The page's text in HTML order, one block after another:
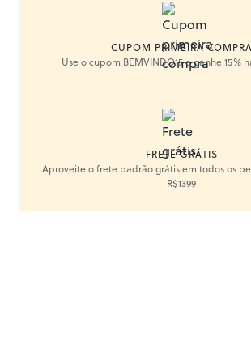
CUPOM PRIMEIRA COMPRA
Use o cupom BEMVINDO15 e ganhe 15%
FRETE GRÁTIS
Aproveite o frete padrão grátis em todos os
R$1399